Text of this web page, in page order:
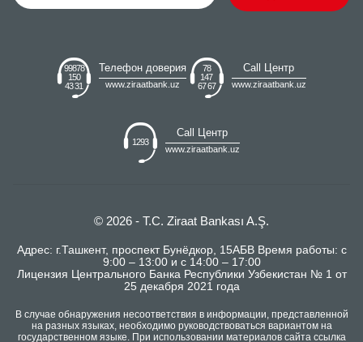
99878
150
43 31
Телефон доверия
www.ziraatbank.uz
78
147
67 67
Call Центр
www.ziraatbank.uz
1293
Call Центр
www.ziraatbank.uz
© 2026 - T.C. Ziraat Bankası A.Ş.
Адрес: г.Ташкент, проспект Бунёдкор, 15АБВ Время работы: с
9:00 – 13:00 и с 14:00 – 17:00
Лицензия Центрального Банка Республики Узбекистан № 1 от
25 декабря 2021 года
В случае обнаружения несоответствия в информации, представленной
на разных языках, необходимо руководствоваться вариантом на
государственном языке. При использовании материалов сайта ссылка